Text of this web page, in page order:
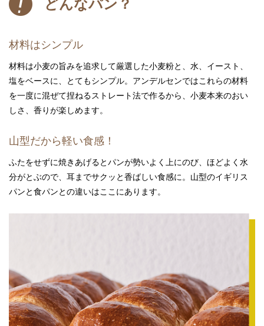
どんなパン？
材料はシンプル
材料は小麦の旨みを追求して厳選した小麦粉と、水、イースト、
塩をベースに、とてもシンプル。アンデルセンではこれらの材料
を一度に混ぜて捏ねるストレート法で作るから、小麦本来のおい
しさ、香りが楽しめます。
山型だから軽い食感！
ふたをせずに焼きあげるとパンが勢いよく上にのび、ほどよく水
分がとぶので、耳までサクッと香ばしい食感に。山型のイギリス
パンと食パンとの違いはここにあります。